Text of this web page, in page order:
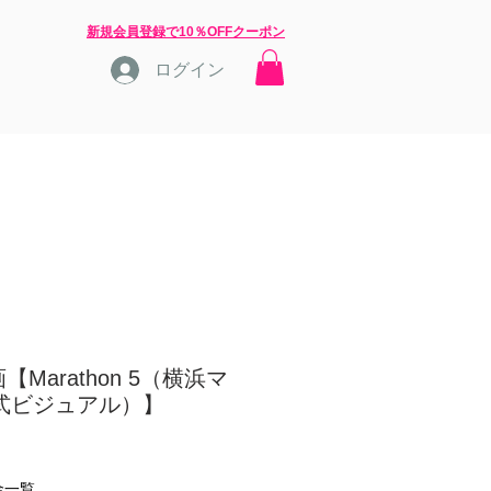
​新規会員登録で10％OFFクーポン
ログイン
Marathon 5（横浜マ
ジュアル）】